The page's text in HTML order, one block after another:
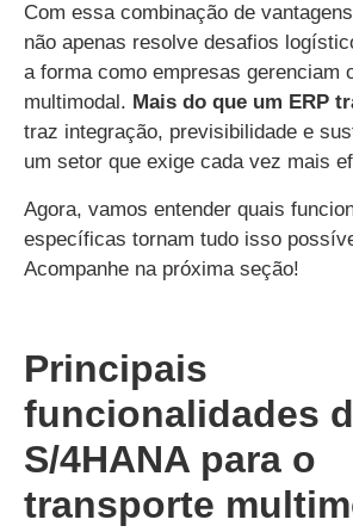
Com essa combinação de
não apenas resolve desafios
a forma como empresas gerenciam
multimodal. Mais do que um ERP
traz integração, previsibilidade e
um setor que exige cada vez mais
Agora, vamos entender quais
específicas tornam tudo isso
Acompanhe na próxima seção!
Principais
funcionalidades
S/4HANA para o
transporte